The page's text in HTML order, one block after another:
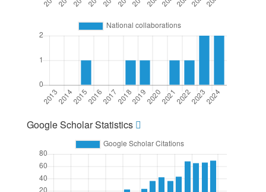
Google Scholar Statistics